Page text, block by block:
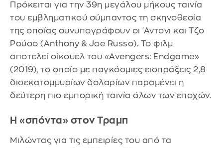
Πρόκειται για την 39η μεγάλου μήκους ταινία
του εμβληματικού σύμπαντος τη σκηνοθεσία
της οποίας συνυπογράφουν οι 'Αντονι και Τζο
Ρούσο (Anthony & Joe Russo). Το φιλμ
αποτελεί σίκουελ του «Avengers: Endgame»
(2019), το οποίο με παγκόσμιες εισπράξεις 2,8
δισεκατομμυρίων δολαρίων παραμένει η
δεύτερη πιο εμπορική ταινία όλων των εποχών.
Η «σπόντα» στον Τραμπ
Μιλώντας για τις εμπειρίες του από τα